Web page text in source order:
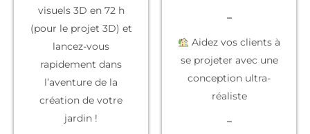
visuels 3D en 72 h
(pour le projet 3D) et
lancez-vous
rapidement dans
l’aventure de la
création de votre
jardin !
–
Aidez vos clients à
se projeter avec une
conception ultra-
réaliste
–